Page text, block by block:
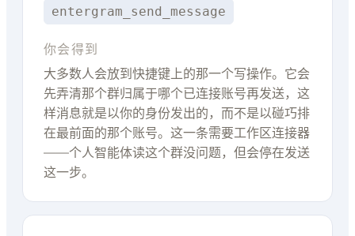
entergram_send_message
你会得到
大多数人会放到快捷键上的那一个写操作。它会
先弄清那个群归属于哪个已连接账号再发送，这
样消息就是以你的身份发出的，而不是以碰巧排
在最前面的那个账号。这一条需要工作区连接器
——个人智能体读这个群没问题，但会停在发送
这一步。